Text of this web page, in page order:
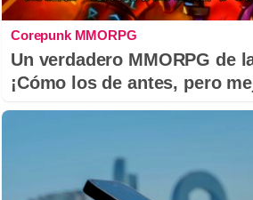
Corepunk MMORPG
Un verdadero MMORPG de
¡Cómo los de antes, pero